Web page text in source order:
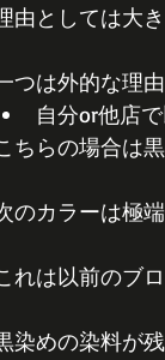
由としては大
つは外的な理
自分or他店
ちらの場合は
のカラーは極
れは以前のブ
染めの染料が